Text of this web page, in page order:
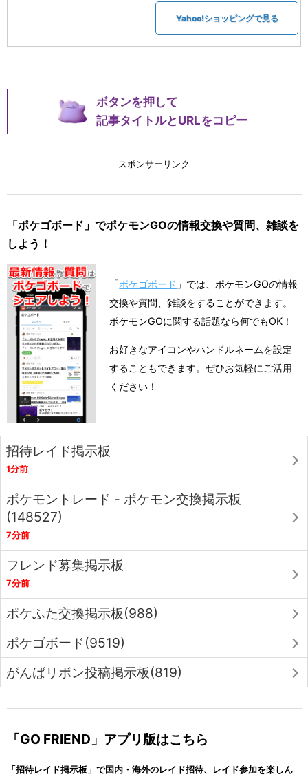
Yahoo!ショッピングで見る
ボタンを押して
記事タイトルとURLをコピー
スポンサーリンク
「ポケゴボード」でポケモンGOの情報交換や質問、雑談を
しよう！
「ポケゴボード 」では、ポケモンGOの情報
交換や質問、雑談をすることができます。
ポケモンGOに関する話題なら何でもOK！
お好きなアイコンやハンドルネームを設定
することもできます。ぜひお気軽にご活用
ください！
招待レイド掲示板
1分前
ポケモントレード - ポケモン交換掲示板
(148527)
7分前
フレンド募集掲示板
7分前
ポケふた交換掲示板(988)
ポケゴボード(9519)
がんばリボン投稿掲示板(819)
「GO FRIEND」アプリ版はこちら
「招待レイド掲示板」で国内・海外のレイド招待、レイド参加を楽しん